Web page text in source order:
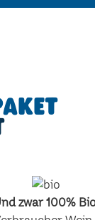
zwar 100%